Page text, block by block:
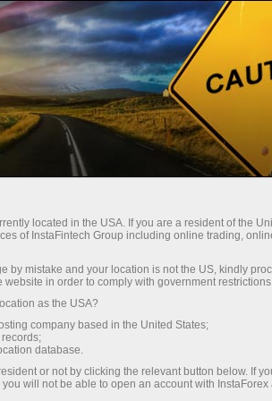
билан сиз ҳақиқатан
1:5000 гача кредит
энг яхши
комиссиялардан бири,
акциялар ва
билан савдо қилиш
шартлар.
учун
тезлик
located in the USA. If you are a resident of the
of InstaFintech Group including online trading,
by mistake and your location is not the US, kindly
in order to comply with government
as the USA?
company based in the United States;
database.
or not by clicking the relevant button below. If
will not be able to open an account with InstaForex